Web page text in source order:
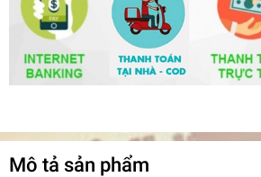
Mô tả sản phẩm